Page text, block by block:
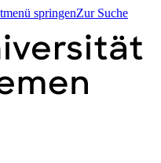
springenZur Suche